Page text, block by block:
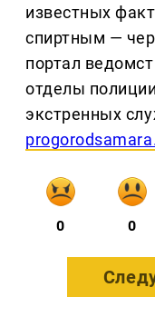
известных
спиртным —
портал
отделы
экстренных
0 0